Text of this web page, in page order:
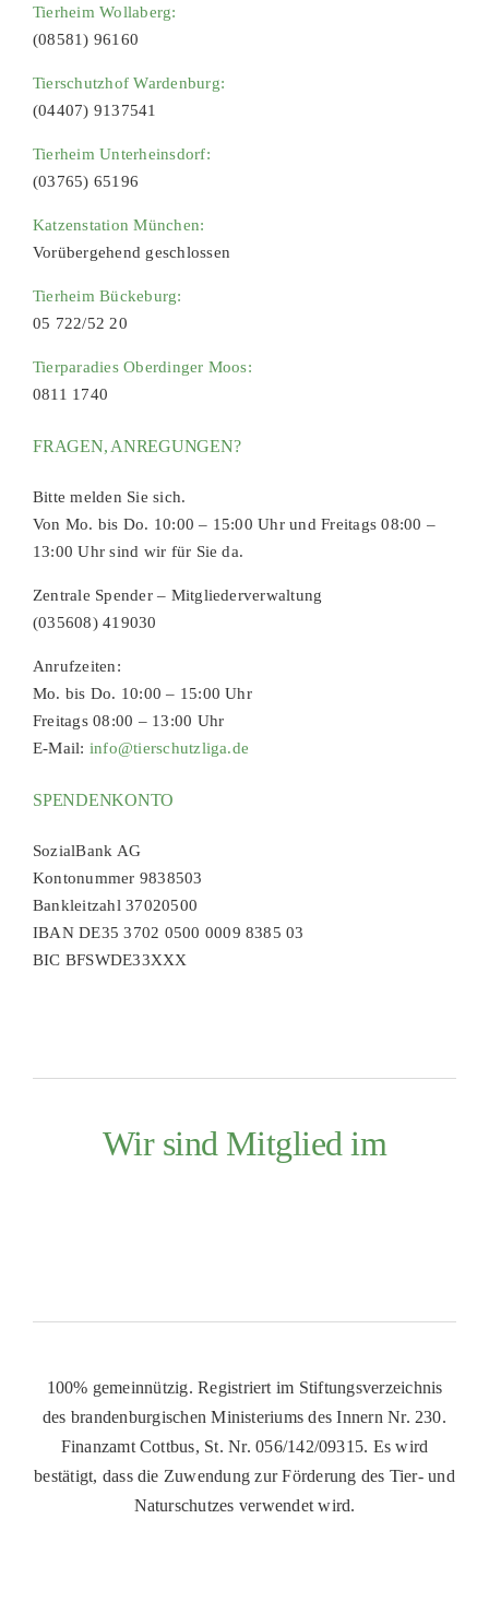
Tierheim Wollaberg:
(08581) 96160
Tierschutzhof Wardenburg:
(04407) 9137541
Tierheim Unterheinsdorf:
(03765) 65196
Katzenstation München:
Vorübergehend geschlossen
Tierheim Bückeburg:
05 722/52 20
Tierparadies Oberdinger Moos:
0811 1740
FRAGEN, ANREGUNGEN?
Bitte melden Sie sich.
Von Mo. bis Do. 10:00 – 15:00 Uhr und Freitags 08:00 –
13:00 Uhr sind wir für Sie da.
Zentrale Spender – Mitgliederverwaltung
(035608) 419030
Anrufzeiten:
Mo. bis Do. 10:00 – 15:00 Uhr
Freitags 08:00 – 13:00 Uhr
E-Mail: info@tierschutzliga.de
SPENDENKONTO
SozialBank AG
Kontonummer 9838503
Bankleitzahl 37020500
IBAN DE35 3702 0500 0009 8385 03
BIC BFSWDE33XXX
Wir sind Mitglied im
100% gemeinnützig. Registriert im Stiftungsverzeichnis
des brandenburgischen Ministeriums des Innern Nr. 230.
Finanzamt Cottbus, St. Nr. 056/142/09315. Es wird
bestätigt, dass die Zuwendung zur Förderung des Tier- und
Naturschutzes verwendet wird.